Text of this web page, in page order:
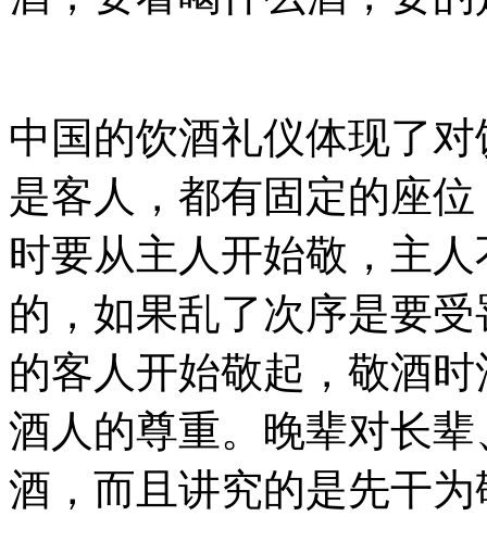
中国的饮酒礼仪体现了
是客人，都有固定的座
时要从主人开始敬，主
的，如果乱了次序是要
的客人开始敬起，敬酒
酒人的尊重。晚辈对长
酒，而且讲究的是先干为